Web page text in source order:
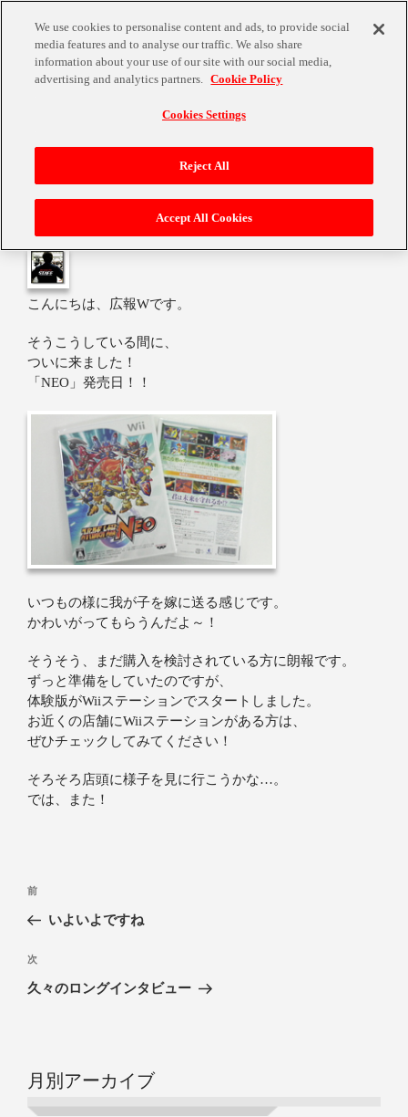
祝「NEO」発売日！
こんにちは、広報Wです。
そうこうしている間に、
ついに来ました！
「NEO」発売日！！
いつもの様に我が子を嫁に送る感じです。
かわいがってもらうんだよ～！
そうそう、まだ購入を検討されている方に朗報です。
ずっと準備をしていたのですが、
体験版がWiiステーションでスタートしました。
お近くの店舗にWiiステーションがある方は、
ぜひチェックしてみてください！
そろそろ店頭に様子を見に行こうかな…。
では、また！
前
いよいよですね
次
久々のロングインタビュー
月別アーカイブ
We use cookies to personalise content and ads, to provide social
media features and to analyse our traffic. We also share
information about your use of our site with our social media,
advertising and analytics partners. Cookie Policy
Cookies Settings
Reject All
Accept All Cookies